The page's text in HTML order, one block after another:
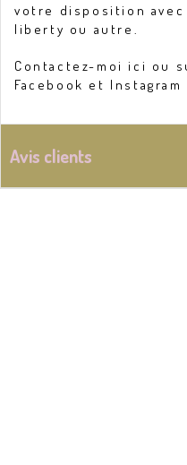
votre disposition
liberty ou autre.
Contactez-moi ici ou
Facebook et Instagram
Avis clients